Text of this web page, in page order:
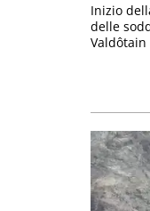
Inizio
delle
Valdôtain